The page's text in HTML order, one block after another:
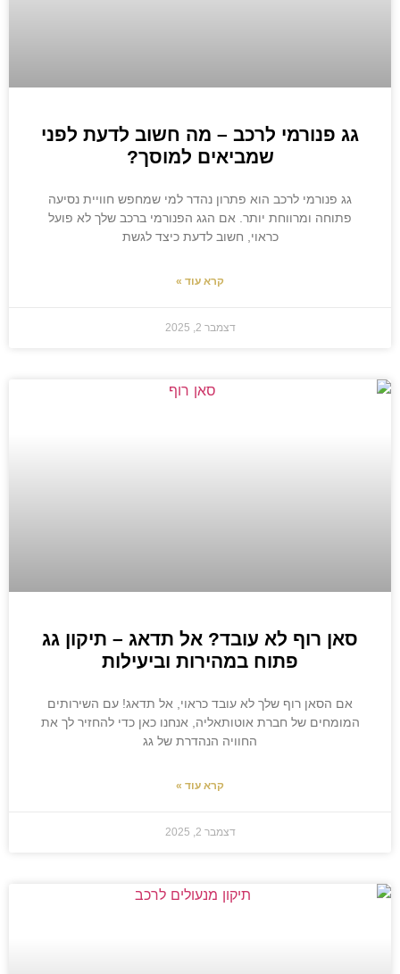
גג פנורמי לרכב – מה חשוב לדעת לפני
שמביאים למוסך?
גג פנורמי לרכב הוא פתרון נהדר למי שמחפש חוויית נסיעה
פתוחה ומרווחת יותר. אם הגג הפנורמי ברכב שלך לא פועל
כראוי, חשוב לדעת כיצד לגשת
קרא עוד »
דצמבר 2, 2025
סאן רוף לא עובד? אל תדאג – תיקון גג
פתוח במהירות וביעילות
אם הסאן רוף שלך לא עובד כראוי, אל תדאג! עם השירותים
המומחים של חברת אוטותאליה, אנחנו כאן כדי להחזיר לך את
החוויה הנהדרת של גג
קרא עוד »
דצמבר 2, 2025